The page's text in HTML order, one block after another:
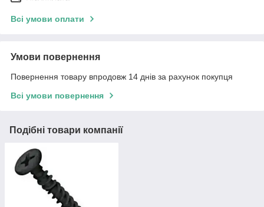
Всі умови оплати
Умови повернення
Повернення товару впродовж 14 днів за рахунок покупця
Всі умови повернення
Подібні товари компанії